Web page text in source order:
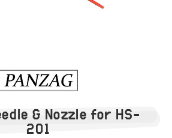
& Nozzle for HS-
201